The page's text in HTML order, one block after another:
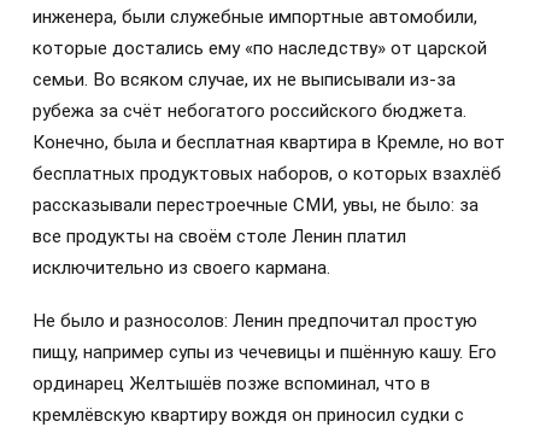
инженера, были служебные импортные автомобили,
которые достались ему «по наследству» от царской
семьи. Во всяком случае, их не выписывали из-за
рубежа за счёт небогатого российского бюджета.
Конечно, была и бесплатная квартира в Кремле, но вот
бесплатных продуктовых наборов, о которых взахлёб
рассказывали перестроечные СМИ, увы, не было: за
все продукты на своём столе Ленин платил
исключительно из своего кармана.
Не было и разносолов: Ленин предпочитал простую
пищу, например супы из чечевицы и пшённую кашу. Его
ординарец Желтышёв позже вспоминал, что в
кремлёвскую квартиру вождя он приносил судки с